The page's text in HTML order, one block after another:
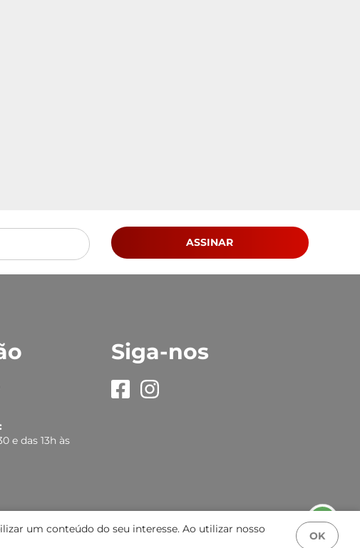
ASSINAR
um conteúdo do seu interesse. Ao utilizar nosso
OK
e das 13h às
Siga-nos